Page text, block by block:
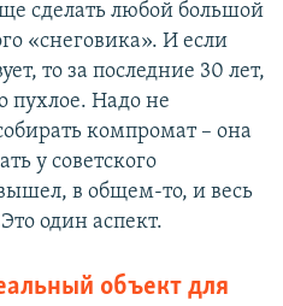
сделать любой большой
«снеговика». И если
то за последние 30 лет,
пухлое. Надо не
компромат – она
у советского
в общем-то, и весь
один аспект.
объект для